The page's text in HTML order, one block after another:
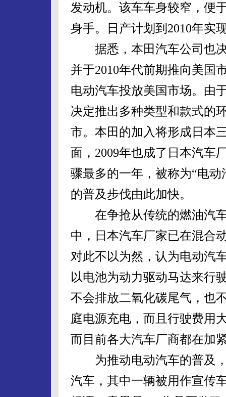
发动机。该车车身较窄，便
身手。日产计划到2010年实
据悉，本田汽车公司也决
并于2010年代前期推向美国
电动汽车投放美国市场。由
决定推出多种类型和款式的
市。本田的加入将形成日本
面，2009年也成了日本汽车
骤最多的一年，被称为“电
的普及步伐由此加快。
在争抢从传统的燃油汽车
中，日本汽车厂家已在混合
对此不以为然，认为电动汽
以电池为动力驱动马达来行
不会排放二氧化碳尾气，也
庭电源充电，而且行驶费用
而目前各大汽车厂商都在加
为推动电动汽车的普及，
汽车，其中一辆被用作宣传